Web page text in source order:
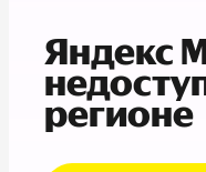
Яндекс
регионе